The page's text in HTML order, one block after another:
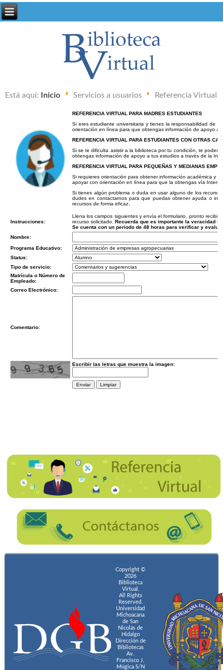
Está aquí: Inicio Servicios a usuarios Referencia Virtual
Copyright ©
2026
Biblioteca
Virtual.
All Rights
Reserved.
Universidad
Michoacana
de San
Nicolás de
Hidalgo
Dirección de
Bibliotecas
Av.
Francisco J.
Múgica S/N